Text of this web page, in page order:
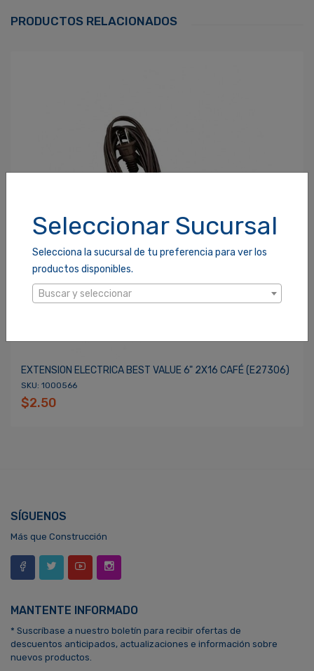
Seleccionar Sucursal
Selecciona la sucursal de tu preferencia para ver los
productos disponibles.
Buscar y seleccionar
¿Olvidaste tu Contraseña?
Recordarme ACCEDER
PRODUCTOS RELACIONADOS
EXTENSION ELECTRICA BEST VALUE 6" 2X16 CAFÉ (E27306)
SKU: 1000566
$2.50
SÍGUENOS
Más que Construcción
MANTENTE INFORMADO
* Suscríbase a nuestro boletín para recibir ofertas de
descuentos anticipados, actualizaciones e información sobre
nuevos productos.